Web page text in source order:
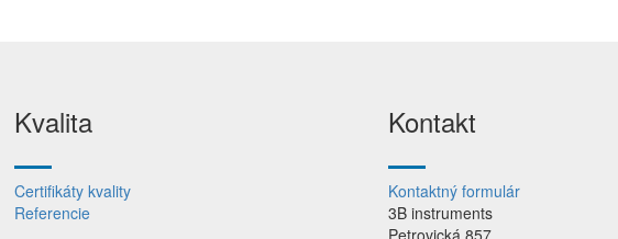
Kvalita
Certifikáty kvality
Referencie
Kontakt
Kontaktný formulár
3B instruments
Petrovická 857